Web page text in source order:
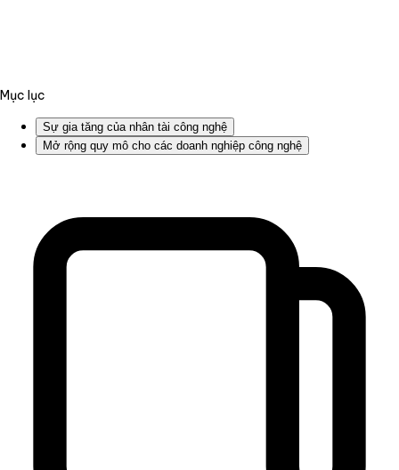
Mục lục
Sự gia tăng của nhân tài công nghệ
Mở rộng quy mô cho các doanh nghiệp công nghệ